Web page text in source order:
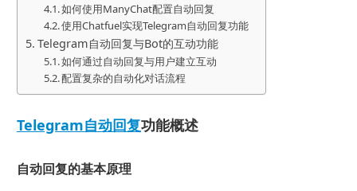
如何使用ManyChat配置自动回复
使用Chatfuel实现Telegram自动回复功能
Telegram自动回复与Bot的互动功能
如何通过自动回复与用户建立互动
配置复杂的自动化对话流程
Telegram自动回复功能概述
自动回复的基本原理